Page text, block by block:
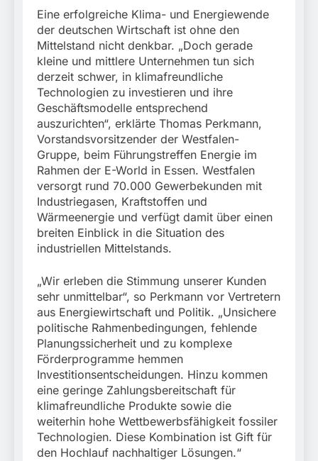
Beinahekollision an
Bahnübergang in Aubing
/ Bundespolizei ermittelt
wegen gefährlichen
Eingriffs in den
Bahnverkehr
5. August 2026
Eine erfolgreiche Klima- und Energiewende
der deutschen Wirtschaft ist ohne den
Mittelstand nicht denkbar. „Doch gerade
kleine und mittlere Unternehmen tun sich
derzeit schwer, in klimafreundliche
Technologien zu investieren und ihre
Geschäftsmodelle entsprechend
auszurichten“, erklärte Thomas Perkmann,
Vorstandsvorsitzender der Westfalen-
Gruppe, beim Führungstreffen Energie im
Rahmen der E-World in Essen. Westfalen
versorgt rund 70.000 Gewerbekunden mit
Industriegasen, Kraftstoffen und
Wärmeenergie und verfügt damit über einen
breiten Einblick in die Situation des
industriellen Mittelstands.
„Wir erleben die Stimmung unserer Kunden
sehr unmittelbar“, so Perkmann vor Vertretern
aus Energiewirtschaft und Politik. „Unsichere
politische Rahmenbedingungen, fehlende
Planungssicherheit und zu komplexe
Förderprogramme hemmen
Investitionsentscheidungen. Hinzu kommen
eine geringe Zahlungsbereitschaft für
klimafreundliche Produkte sowie die
weiterhin hohe Wettbewerbsfähigkeit fossiler
Technologien. Diese Kombination ist Gift für
den Hochlauf nachhaltiger Lösungen.“